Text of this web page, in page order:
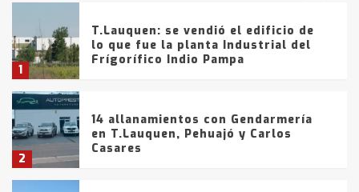
1
T.Lauquen: se vendió el edificio de
lo que fue la planta Industrial del
Frígorífico Indio Pampa
2
14 allanamientos con Gendarmería
en T.Lauquen, Pehuajó y Carlos
Casares